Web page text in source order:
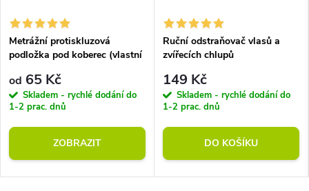
Metrážní protiskluzová
podložka pod koberec (vlastní
od 65 Kč
Skladem - rychlé dodání do
1-2 prac. dnů
ZOBRAZIT
Ruční odstraňovač vlasů a
zvířecích chlupů
149 Kč
Skladem - rychlé dodání do
1-2 prac. dnů
DO KOŠÍKU